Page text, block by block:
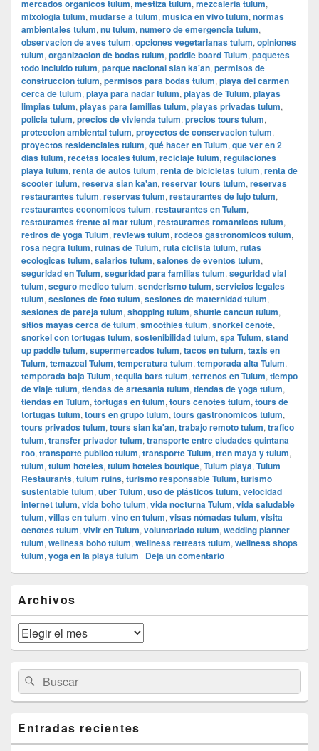
mercados organicos tulum, mestiza tulum, mezcaleria tulum,
mixologia tulum, mudarse a tulum, musica en vivo tulum, normas
ambientales tulum, nu tulum, numero de emergencia tulum,
observacion de aves tulum, opciones vegetarianas tulum, opiniones
tulum, organizacion de bodas tulum, paddle board Tulum, paquetes
todo incluido tulum, parque nacional sian ka'an, permisos de
construccion tulum, permisos para bodas tulum, playa del carmen
cerca de tulum, playa para nadar tulum, playas de Tulum, playas
limpias tulum, playas para familias tulum, playas privadas tulum,
policia tulum, precios de vivienda tulum, precios tours tulum,
proteccion ambiental tulum, proyectos de conservacion tulum,
proyectos residenciales tulum, qué hacer en Tulum, que ver en 2
dias tulum, recetas locales tulum, reciclaje tulum, regulaciones
playa tulum, renta de autos tulum, renta de bicicletas tulum, renta de
scooter tulum, reserva sian ka'an, reservar tours tulum, reservas
restaurantes tulum, reservas tulum, restaurantes de lujo tulum,
restaurantes economicos tulum, restaurantes en Tulum,
restaurantes frente al mar tulum, restaurantes romanticos tulum,
retiros de yoga Tulum, reviews tulum, rodeos gastronomicos tulum,
rosa negra tulum, ruinas de Tulum, ruta ciclista tulum, rutas
ecologicas tulum, salarios tulum, salones de eventos tulum,
seguridad en Tulum, seguridad para familias tulum, seguridad vial
tulum, seguro medico tulum, senderismo tulum, servicios legales
tulum, sesiones de foto tulum, sesiones de maternidad tulum,
sesiones de pareja tulum, shopping tulum, shuttle cancun tulum,
sitios mayas cerca de tulum, smoothies tulum, snorkel cenote,
snorkel con tortugas tulum, sostenibilidad tulum, spa Tulum, stand
up paddle tulum, supermercados tulum, tacos en tulum, taxis en
Tulum, temazcal Tulum, temperatura tulum, temporada alta Tulum,
temporada baja Tulum, tequila bars tulum, terrenos en Tulum, tiempo
de viaje tulum, tiendas de artesania tulum, tiendas de yoga tulum,
tiendas en Tulum, tortugas en tulum, tours cenotes tulum, tours de
tortugas tulum, tours en grupo tulum, tours gastronomicos tulum,
tours privados tulum, tours sian ka'an, trabajo remoto tulum, trafico
tulum, transfer privador tulum, transporte entre ciudades quintana
roo, transporte publico tulum, transporte Tulum, tren maya y tulum,
tulum, tulum hoteles, tulum hoteles boutique, Tulum playa, Tulum
Restaurants, tulum ruins, turismo responsable Tulum, turismo
sustentable tulum, uber Tulum, uso de plásticos tulum, velocidad
internet tulum, vida boho tulum, vida nocturna Tulum, vida saludable
tulum, villas en tulum, vino en tulum, visas nómadas tulum, visita
cenotes tulum, vivir en Tulum, voluntariado tulum, wedding planner
tulum, wellness boho tulum, wellness retreats tulum, wellness shops
tulum, yoga en la playa tulum | Deja un comentario
área
de
widget
barra
lateral
primaria
Archivos
Archivos
Buscar
por:
Buscar
Entradas recientes